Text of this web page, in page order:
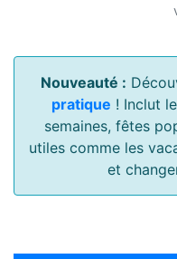
Nouveauté :
pratique ! Inclut
semaines, fêtes
utiles comme les
et